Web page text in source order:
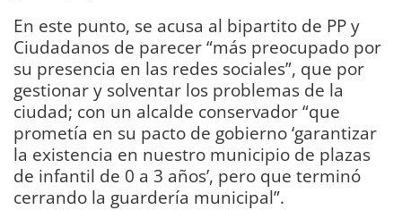
En este punto, se acusa al bipartito de PP y
Ciudadanos de parecer “más preocupado por
su presencia en las redes sociales”, que por
gestionar y solventar los problemas de la
ciudad; con un alcalde conservador “que
prometía en su pacto de gobierno ‘garantizar
la existencia en nuestro municipio de plazas
de infantil de 0 a 3 años’, pero que terminó
cerrando la guardería municipal”.